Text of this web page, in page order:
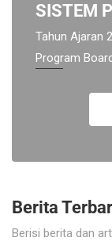
SISTEM
Tahun Ajaran
Program
Berita
Berisi berita dan